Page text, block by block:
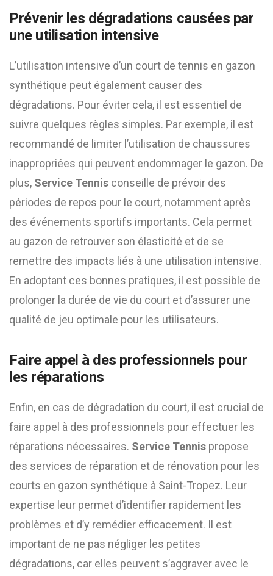
Prévenir les dégradations causées par
une utilisation intensive
L’utilisation intensive d’un court de tennis en gazon
synthétique peut également causer des
dégradations. Pour éviter cela, il est essentiel de
suivre quelques règles simples. Par exemple, il est
recommandé de limiter l’utilisation de chaussures
inappropriées qui peuvent endommager le gazon. De
plus, Service Tennis conseille de prévoir des
périodes de repos pour le court, notamment après
des événements sportifs importants. Cela permet
au gazon de retrouver son élasticité et de se
remettre des impacts liés à une utilisation intensive.
En adoptant ces bonnes pratiques, il est possible de
prolonger la durée de vie du court et d’assurer une
qualité de jeu optimale pour les utilisateurs.
Faire appel à des professionnels pour
les réparations
Enfin, en cas de dégradation du court, il est crucial de
faire appel à des professionnels pour effectuer les
réparations nécessaires. Service Tennis propose
des services de réparation et de rénovation pour les
courts en gazon synthétique à Saint-Tropez. Leur
expertise leur permet d’identifier rapidement les
problèmes et d’y remédier efficacement. Il est
important de ne pas négliger les petites
dégradations, car elles peuvent s’aggraver avec le